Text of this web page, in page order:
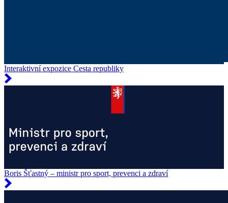
Interaktivní expozice Cesta republiky
Boris Šťastný – ministr pro sport, prevenci a zdraví